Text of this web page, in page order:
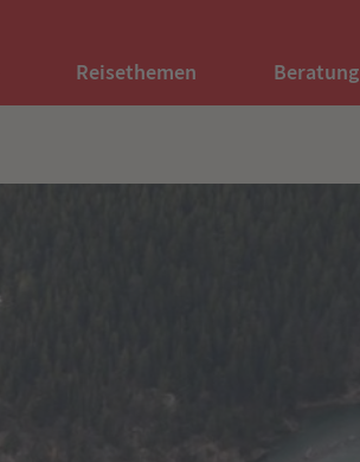
Reisethemen Beratung